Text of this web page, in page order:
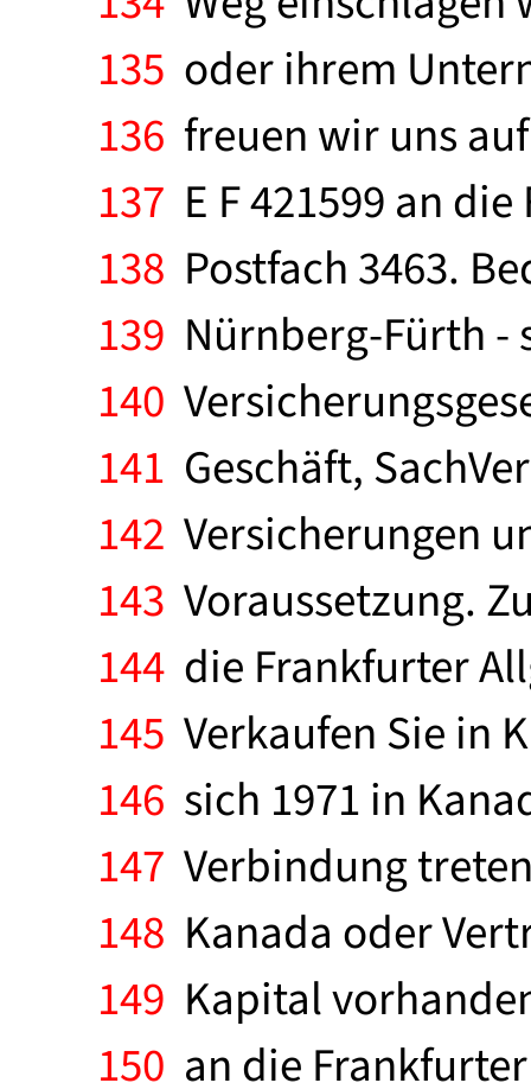
135 oder ihrem
136 freuen wir uns
137 E F 421599 an
138 Postfach 3463.
139 Nürnberg-Fürth
140
141 Geschäft,
142 Versicherungen
143 Voraussetzung.
144 die Frankfurter
145 Verkaufen Sie in
146 sich 1971 in
147 Verbindung
148 Kanada oder
149 Kapital
150 an die